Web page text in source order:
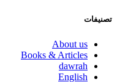
تصنيفات
About us
Books & Articles
dawrah
English